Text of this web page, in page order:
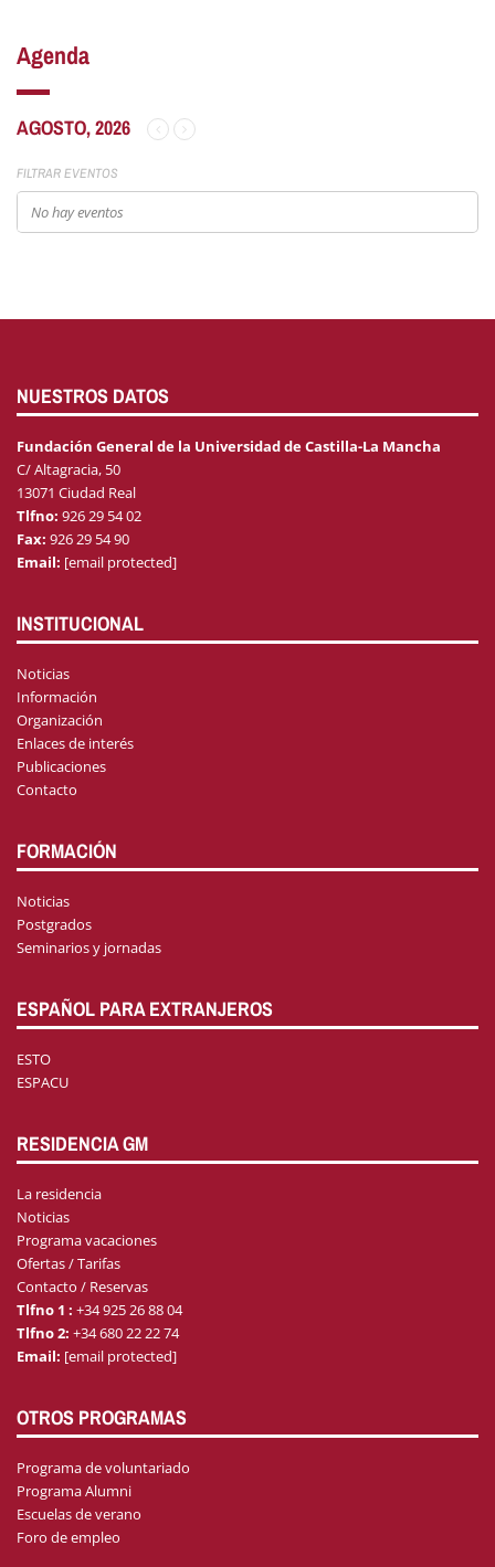
Agenda
AGOSTO, 2026
FILTRAR EVENTOS
No hay eventos
NUESTROS DATOS
Fundación General de la Universidad de Castilla-La Mancha
C/ Altagracia, 50
13071 Ciudad Real
Tlfno: 926 29 54 02
Fax: 926 29 54 90
Email: [email protected]
INSTITUCIONAL
Noticias
Información
Organización
Enlaces de interés
Publicaciones
Contacto
FORMACIÓN
Noticias
Postgrados
Seminarios y jornadas
ESPAÑOL PARA EXTRANJEROS
ESTO
ESPACU
RESIDENCIA GM
La residencia
Noticias
Programa vacaciones
Ofertas / Tarifas
Contacto / Reservas
Tlfno 1 : +34 925 26 88 04
Tlfno 2: +34 680 22 22 74
Email: [email protected]
OTROS PROGRAMAS
Programa de voluntariado
Programa Alumni
Escuelas de verano
Foro de empleo